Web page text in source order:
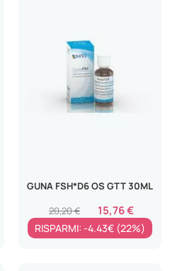
GUNA FSH*D6 OS GTT 30ML
15,76 €
20,20 €
RISPARMI: -4.43€ (22%)